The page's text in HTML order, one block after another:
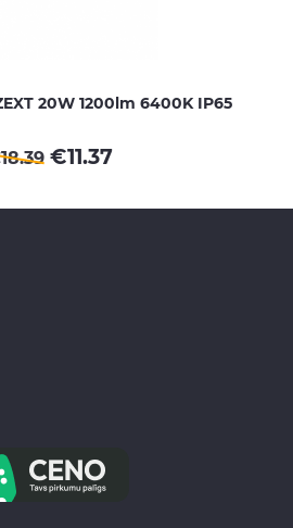
20W 1200lm 6400K IP65
18.39 €11.37